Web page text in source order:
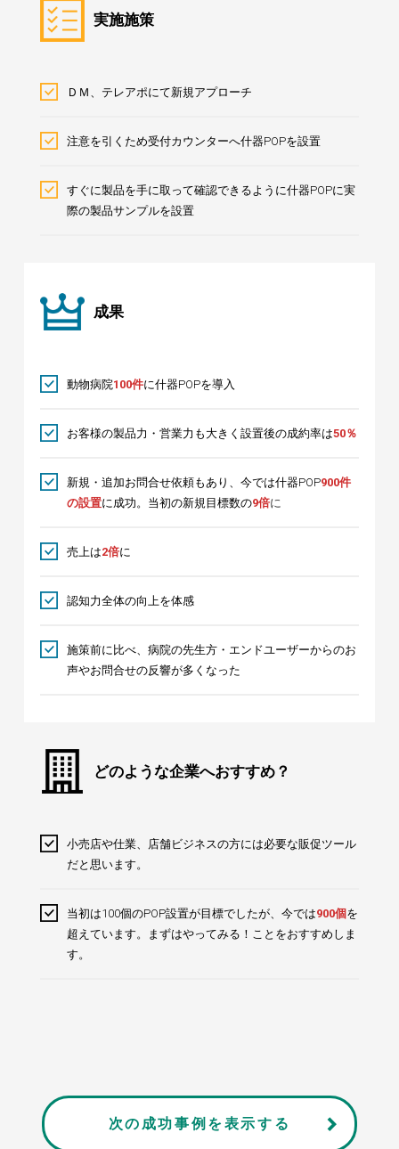
実施施策
ＤＭ、テレアポにて新規アプローチ
注意を引くため受付カウンターへ什器POPを設置
すぐに製品を手に取って確認できるように什器POPに実
際の製品サンプルを設置
成果
動物病院100件に什器POPを導入
お客様の製品力・営業力も大きく設置後の成約率は50％
新規・追加お問合せ依頼もあり、今では什器POP900件
の設置に成功。当初の新規目標数の9倍に
売上は2倍に
認知力全体の向上を体感
施策前に比べ、病院の先生方・エンドユーザーからのお
声やお問合せの反響が多くなった
どのような企業へおすすめ？
小売店や仕業、店舗ビジネスの方には必要な販促ツール
だと思います。
当初は100個のPOP設置が目標でしたが、今では900個を
超えています。まずはやってみる！ことをおすすめしま
す。
次の成功事例を表示する